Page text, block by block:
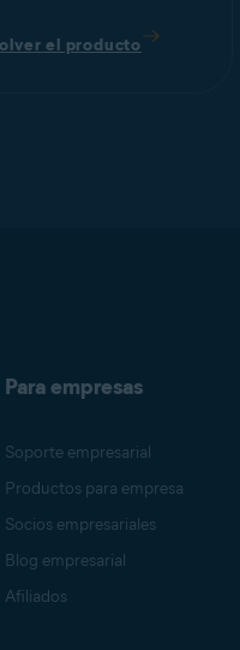
el producto
Para empresas
Soporte empresarial
Productos para empresa
Socios empresariales
Blog empresarial
Afiliados